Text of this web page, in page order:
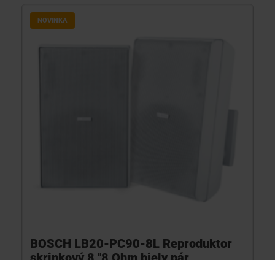
NOVINKA
BOSCH LB20-PC90-8L Reproduktor